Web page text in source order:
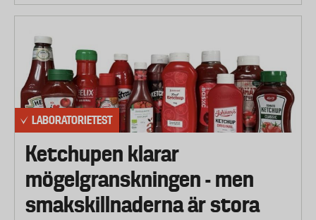
Förmågan att ta bort fettbaserade rester 10 %
Diskmedlets förmåga att lösa upp och rengöra från
fettbaserade rester på disken och i maskinens
bottensil. Högst vikt läggs vid bottensilen med 40
%. Glas, plast och bestick i rostfritt stål viktas 20 %
vardera.
Missfärgning av rostfritt stål (insidan av
maskinen och bestick) 5 %
Påverkan på maskinens insida och bestick viktas
LABORATORIETEST
Ketchupen klarar
mögelgranskningen - men
smakskillnaderna är stora